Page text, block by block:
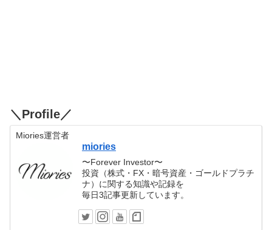
＼Profile／
Miories運営者
miories
〜Forever Investor〜
投資（株式・FX・暗号資産・ゴールドプラチ
ナ）に関する知識や記録を
毎日3記事更新しています。